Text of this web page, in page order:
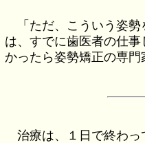
「ただ、こういう姿
は、すでに歯医者の仕
かったら姿勢矯正の専門
治療は、１日で終わっ